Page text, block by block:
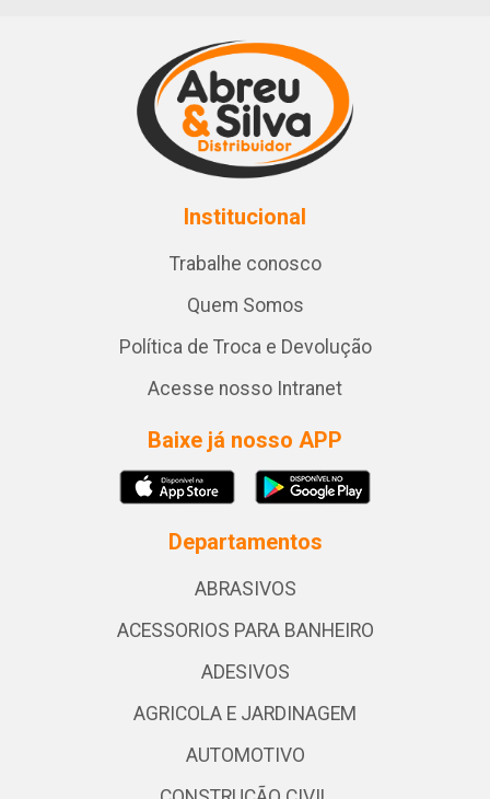
Institucional
Trabalhe conosco
Quem Somos
Política de Troca e Devolução
Acesse nosso Intranet
Baixe já nosso APP
Departamentos
ABRASIVOS
ACESSORIOS PARA BANHEIRO
ADESIVOS
AGRICOLA E JARDINAGEM
AUTOMOTIVO